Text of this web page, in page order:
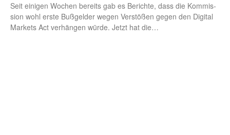
Seit eini­gen Wochen bereits gab es Berich­te, dass die Kom­mis­
si­on wohl ers­te Buß­gel­der wegen Ver­stö­ßen gegen den Digi­tal
Mar­kets Act ver­hän­gen wür­de. Jetzt hat die…